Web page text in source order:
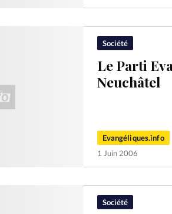
Société
Le Parti
Neuchâtel
Evangéliques.info
1 Juin 2006
Société